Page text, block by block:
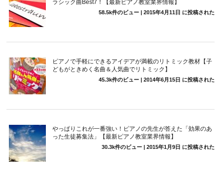
ラシック曲Best7！【最新ピアノ教室業界情報】
58.5k件のビュー| 2015年4月11日 に投稿された
ピアノで手軽にできるアイデアが満載のリトミック教材【子
どもがときめく名曲＆人気曲でリトミック】
45.3k件のビュー| 2014年6月15日 に投稿された
やっぱりこれが一番強い！ピアノの先生が答えた「効果のあ
った生徒募集法」【最新ピアノ教室業界情報】
30.3k件のビュー| 2015年1月9日 に投稿された